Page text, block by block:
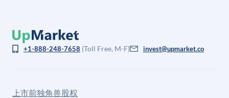
+1-888-248-7658 (Toll Free, M-F) invest@upmarket.co
上市前独角兽股权